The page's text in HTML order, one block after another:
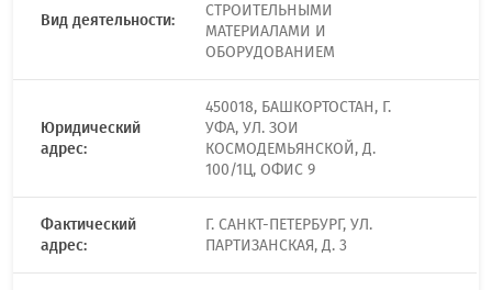
Вид деятельности:
СТРОИТЕЛЬНЫМИ
МАТЕРИАЛАМИ И
ОБОРУДОВАНИЕМ
Юридический
адрес:
450018, БАШКОРТОСТАН, Г.
УФА, УЛ. ЗОИ
КОСМОДЕМЬЯНСКОЙ, Д.
100/1Ц, ОФИС 9
Фактический
адрес:
Г. САНКТ-ПЕТЕРБУРГ, УЛ.
ПАРТИЗАНСКАЯ, Д. 3